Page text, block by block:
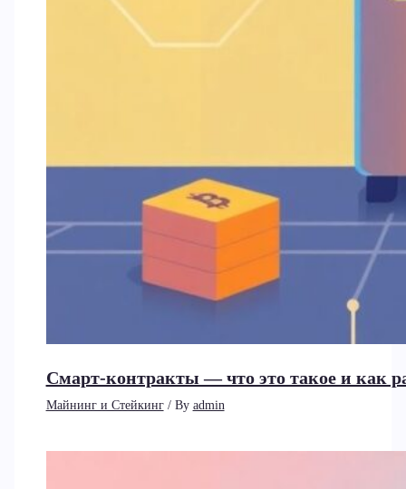
Смарт-контракты — что это такое и как
Майнинг и Стейкинг/ By admin